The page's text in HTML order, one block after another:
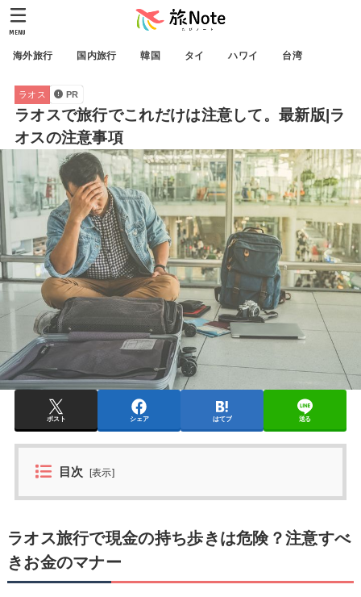
海外旅行 国内旅行 韓国 タイ ハワイ 台湾
MENU
ラオス PR
ラオスで旅行でこれだけは注意して。最新版|ラ
オスの注意事項
ポスト シェア はてブ 送る
目次 [表示]
ラオス旅行で現金の持ち歩きは危険？注意すべ
きお金のマナー